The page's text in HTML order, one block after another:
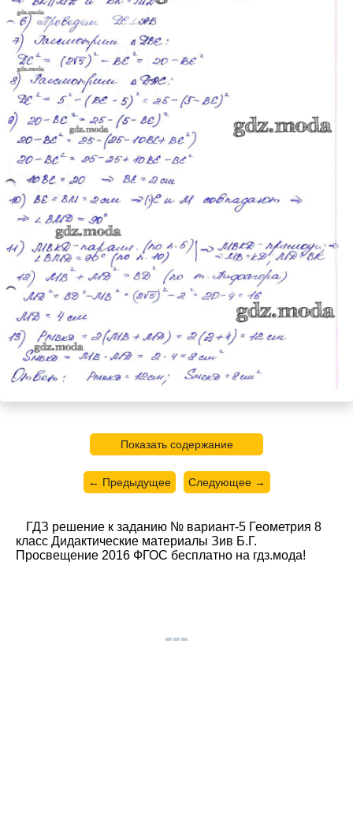
Показать содержание
← Предыдущее Следующее →
ГДЗ решение к заданию № вариант-5 Геометрия 8
класс Дидактические материалы Зив Б.Г.
Просвещение 2016 ФГОС бесплатно на гдз.мода!